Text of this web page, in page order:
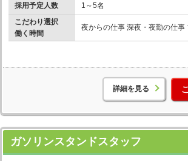
採用予定人数
1～5名
こだわり選択
働く時間
夜からの仕事 深夜・夜勤の仕事
詳細を見る
ガソリンスタンドスタッフ